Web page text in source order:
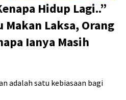
Hidup Lagi..”
Laksa, Orang
Ianya Masih
adalah satu kebiasaan bagi